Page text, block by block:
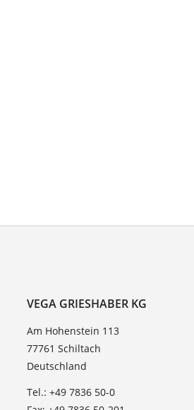
VEGA GRIESHABER KG
Am Hohenstein 113
77761 Schiltach
Deutschland
Tel.: +49 7836 50-0